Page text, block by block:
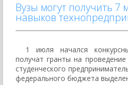
Вузы могут получить 7
навыков
1 июля начался
получат гранты на
студенческого
федерального бюджета